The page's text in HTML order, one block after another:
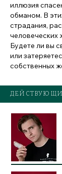
иллюзия
обманом. В
страдания,
человеческих
Будете ли вы
или
собственных